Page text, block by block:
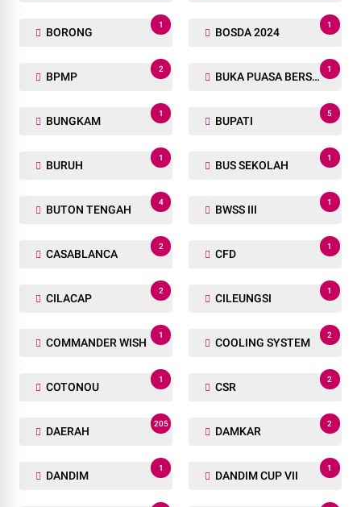
BORONG
1
BOSDA 2024
1
BPMP
2
BUKA PUASA BERSAMA
1
BUNGKAM
1
BUPATI
5
BURUH
1
BUS SEKOLAH
1
BUTON TENGAH
4
BWSS III
1
CASABLANCA
2
CFD
1
CILACAP
2
CILEUNGSI
1
COMMANDER WISH
1
COOLING SYSTEM
2
COTONOU
1
CSR
2
DAERAH
205
DAMKAR
2
DANDIM
1
DANDIM CUP VII
1